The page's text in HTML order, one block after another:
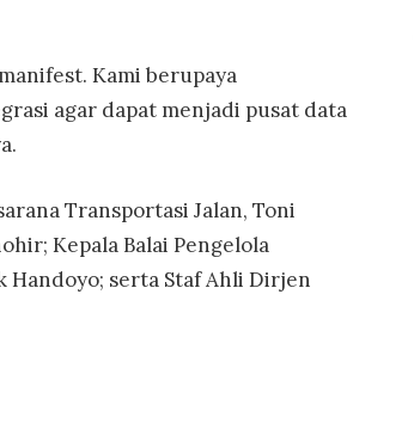
Kami berupaya
agar dapat menjadi pusat data
Transportasi Jalan, Toni
Kepala Balai Pengelola
Handoyo; serta Staf Ahli Dirjen